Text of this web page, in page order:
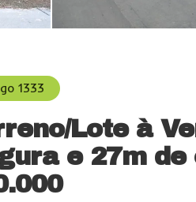
1333
Lote à
e 27m